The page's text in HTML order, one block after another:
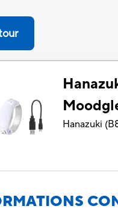
Hanazuki (